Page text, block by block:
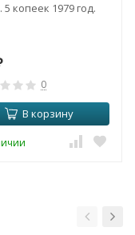
5 копеек 1979 год.
0
В корзину